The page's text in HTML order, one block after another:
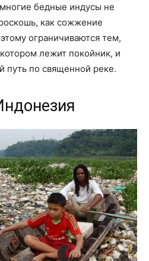
бедные индусы не
как сожжение
ограничиваются тем,
лежит покойник, и
путь по священной реке.